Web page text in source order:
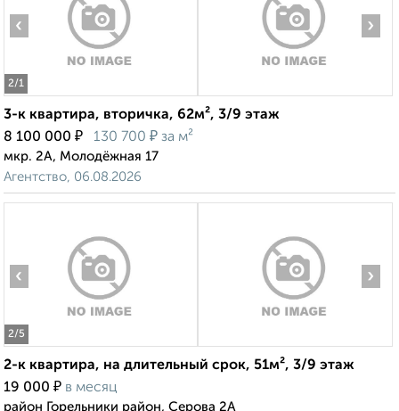
2/1
‹ ›
3-к квартира, вторичка, 62м², 3/9 этаж
8 100 000 ₽ 130 700 ₽ за м²
мкр. 2А, Молодёжная 17
Агентство, 06.08.2026
2/5
‹ ›
2-к квартира, на длительный срок, 51м², 3/9 этаж
19 000 ₽ в месяц
район Горельники район, Серова 2А